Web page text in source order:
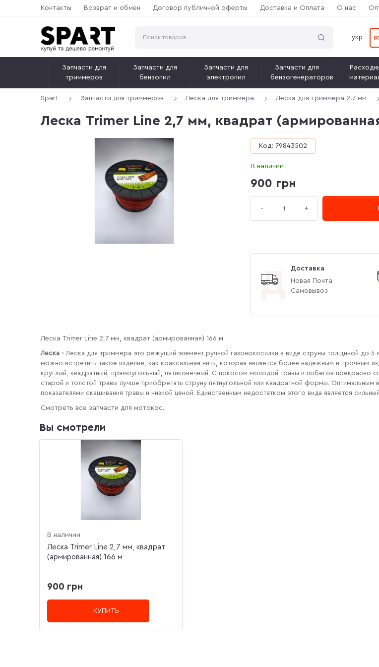
Контакты Возврат и обмен Договор публичной оферты Доставка и Оплата О нас
укр
Запчасти для
триммеров
Запчасти для
бензопил
Запчасти для
электропил
Запчасти для
бензогенераторов
Spart Запчасти для триммеров Леска для триммера Леска для триммера 2.7 мм
Леска Trimer Line 2,7 мм, квадрат
Код: 79843502
В наличии
900 грн
- +
Д
Доставка
Новая Почта
Самовывоз
Леска Trimer Line 2,7 мм, квадрат (армированная) 166 м
Леска -Леска для триммера это режущий элемент ручной газонокосилки в виде струны толщиной до
можно встретить такое изделие, как коаксильная нить, которая является более надежным и
круглый, квадратный, прямоугольный, пятиконечный. С покосом молодой травы и побегов прекрасно
старой и толстой травы лучше приобретать струну пятиугольной или квадратной формы.
показателями скашивания травы и низкой ценой. Единственным недостатком этого вида является
Смотреть все запчасти для мотокос.
Вы смотрели
В наличии
Леска Trimer Line 2,7 мм, квадрат
(армированная) 166 м
900 грн
КУПИТЬ